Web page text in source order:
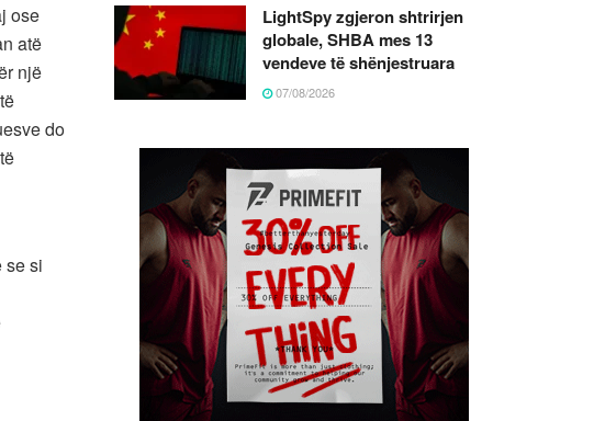
ose
atë
një
do
se si
LightSpy zgjeron shtrirjen
globale, SHBA mes 13
vendeve të shënjestruara
07/08/2026